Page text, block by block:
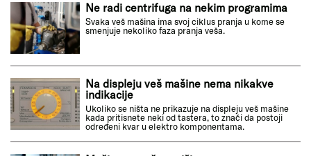
Ne radi centrifuga na nekim programima
Svaka veš mašina ima svoj ciklus pranja u kome se
smenjuje nekoliko faza pranja veša.
Na displeju veš mašine nema nikakve
indikacije
Ukoliko se ništa ne prikazuje na displeju veš mašine
kada pritisnete neki od tastera, to znači da postoji
određeni kvar u elektro komponentama.